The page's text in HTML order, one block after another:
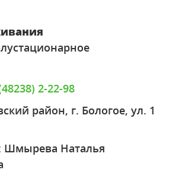
2-22-98
район, г. Бологое, ул. 1
Шмырева Наталья